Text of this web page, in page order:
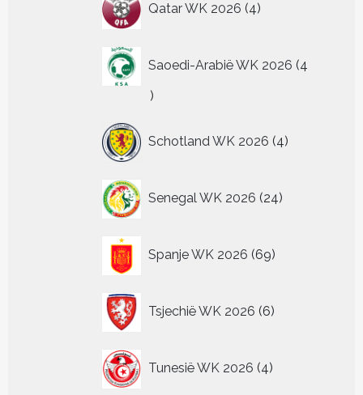
Qatar WK 2026 4
producten
Saoedi-Arabië WK 2026 4
4
Schotland WK 2026 4
producten
Senegal WK 2026 24
producten
Spanje WK 2026 69
producten
Tsjechië WK 2026 6
producten
Tunesië WK 2026 4
producten